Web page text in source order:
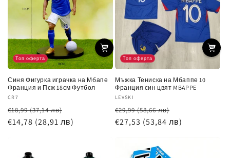
Топ оферта
Синя Фигурка играчка на Мбапе
Франция и Псж 18см Футбол
Доставчик:
CR7
Обичайна
цена
€18,99(37,14 лв)
при
€14,78 (28,91 лв)
Топ оферта
Мъжка Тениска на Мбаппе 10
Франция син цвят MBAPPE
Доставчик:
LEVSKI
Обичайна
цена
€29,99(58,66 лв)
при
€27,53 (53,84 лв)